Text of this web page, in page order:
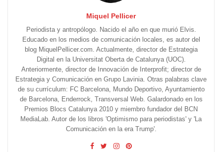
Miquel Pellicer
Periodista y antropólogo. Nacido el año en que murió Elvis.
Educado en los medios de comunicación locales, es autor del
blog MiquelPellicer.com. Actualmente, director de Estrategia
Digital en la Universitat Oberta de Catalunya (UOC).
Anteriormente, director de Innovación de Interprofit; director de
Estrategia y Comunicación en Grupo Lavinia. Otras palabras clave
de su currículum: FC Barcelona, Mundo Deportivo, Ayuntamiento
de Barcelona, Enderrock, Transversal Web. Galardonado en los
Premios Blocs Catalunya 2010 y miembro fundador del BCN
MediaLab. Autor de los libros 'Optimismo para periodistas' y 'La
Comunicación en la era Trump'.